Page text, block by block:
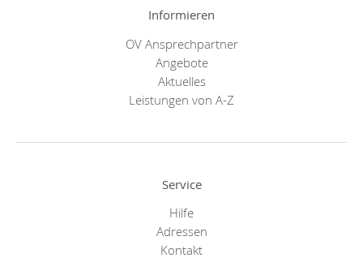
Informieren
OV Ansprechpartner
Angebote
Aktuelles
Leistungen von A-Z
Service
Hilfe
Adressen
Kontakt